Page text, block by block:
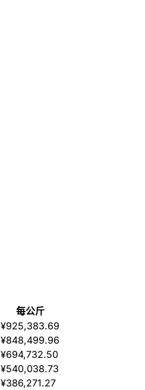
每公斤
¥925,383.69
¥848,499.96
¥694,732.50
¥540,038.73
¥386,271.27